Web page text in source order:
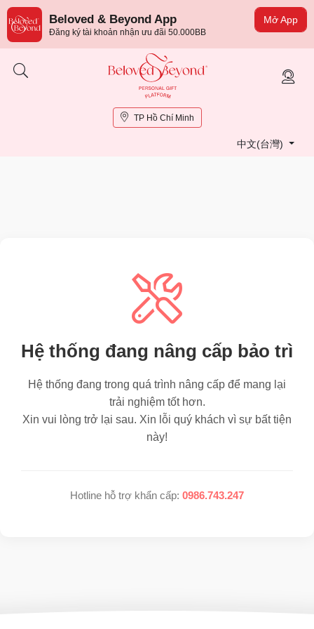
Mở App
Beloved & Beyond App
Đăng ký tài khoản nhận ưu đãi 50.000BB
TP Hồ Chí Minh
中文(台灣)
Hệ thống đang nâng cấp bảo trì
Hệ thống đang trong quá trình nâng cấp để mang lại
trải nghiệm tốt hơn.
Xin vui lòng trở lại sau. Xin lỗi quý khách vì sự bất tiện
này!
Hotline hỗ trợ khẩn cấp: 0986.743.247